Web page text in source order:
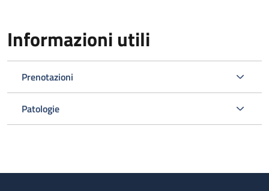
Informazioni utili
Prenotazioni
Patologie